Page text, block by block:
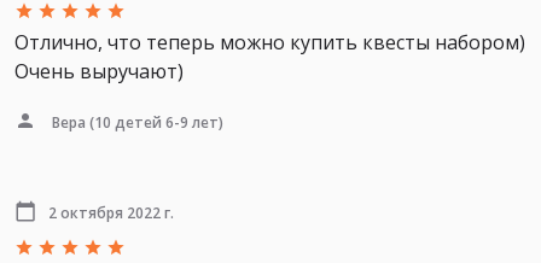
Отлично, что теперь можно купить квесты набором)
Очень выручают)
Вера (10 детей 6-9 лет)
2 октября 2022 г.